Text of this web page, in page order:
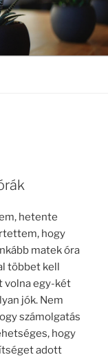
hetente
hogy
matek óra
többet kell
volna egy-két
jók. Nem
számolgatás
hogy
adott